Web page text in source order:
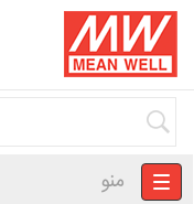
منو